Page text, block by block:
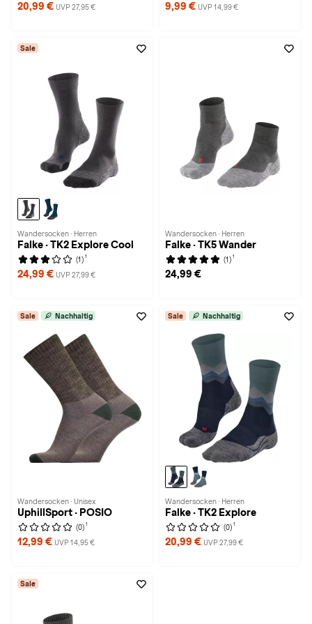
20,99 € UVP 27,95 € 9,99 € UVP 14,99 €
Sale
Wandersocken · Herren
Falke · TK2 Explore Cool
(1) 1
24,99 € UVP 27,99 €
Wandersocken · Herren
Falke · TK5 Wander
(1) 1
24,99 €
Sale Nachhaltig
Wandersocken · Unisex
UphillSport · POSIO
(0) 1
12,99 € UVP 14,95 €
Sale Nachhaltig
Wandersocken · Herren
Falke · TK2 Explore
(0) 1
20,99 € UVP 27,99 €
Sale